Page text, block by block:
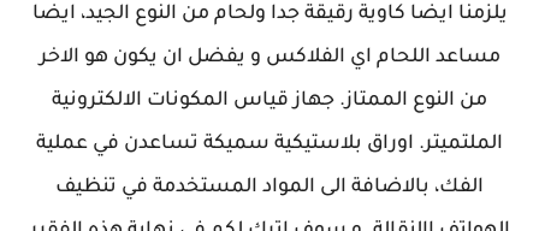
يلزمنا ايضا كاوية رقيقة جدا ولحام من النوع الجيد، ايضا
مساعد اللحام اي الفلاكس و يفضل ان يكون هو الاخر
من النوع الممتاز. جهاز قياس المكونات الالكترونية
الملتميتر. اوراق بلاستيكية سميكة تساعدن في عملية
الفك، بالاضافة الى المواد المستخدمة في تنظيف